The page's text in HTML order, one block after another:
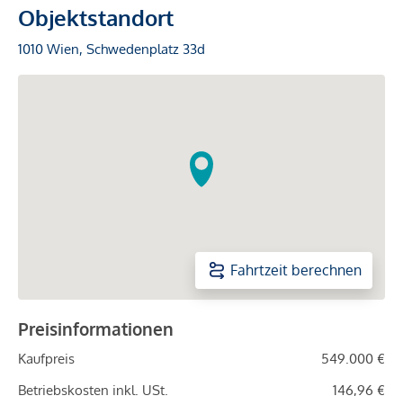
Objektstandort
1010 Wien, Schwedenplatz 33d
Fahrtzeit berechnen
Preisinformationen
Kaufpreis
549.000 €
Betriebskosten inkl. USt.
146,96 €